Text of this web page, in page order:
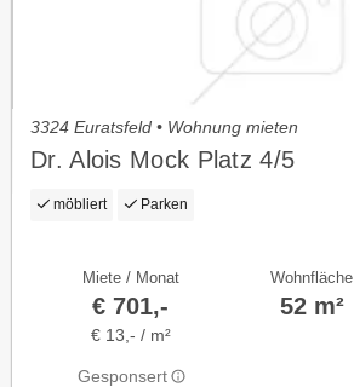
3324 Euratsfeld • Wohnung mieten
Dr. Alois Mock Platz 4/5
möbliert Parken
Miete / Monat
€ 701,-
€ 13,- / m²
Gesponsert
Wohnfläche
52 m²